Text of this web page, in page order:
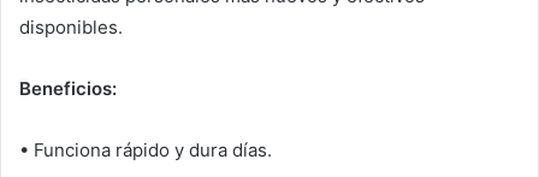
disponibles.
Beneficios:
• Funciona rápido y dura días.